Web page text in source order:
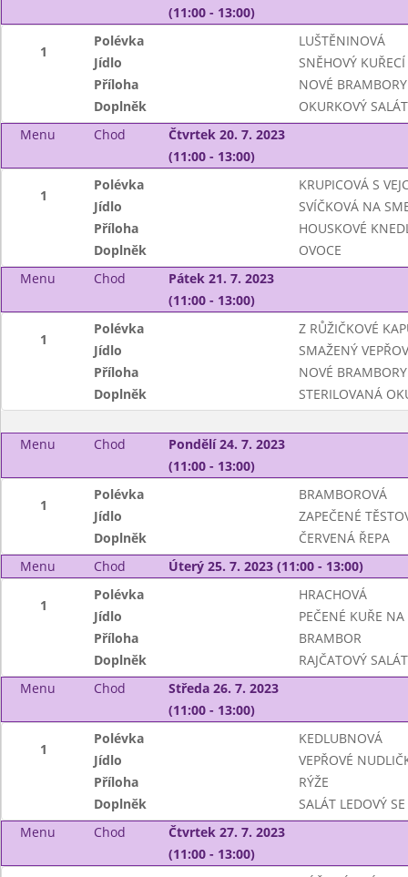
(11:00 - 13:00)
1
Polévka
LUŠTĚNINOVÁ
Jídlo
SNĚHOVÝ
Příloha
NOVÉ BRAMBORY
Doplněk
OKURKOVÝ SALÁT
Menu
Chod
Čtvrtek 20. 7. 2023
(11:00 - 13:00)
1
Polévka
KRUPICOVÁ S
Jídlo
SVÍČKOVÁ NA
Příloha
HOUSKOVÉ
Doplněk
OVOCE
Menu
Chod
Pátek 21. 7. 2023
(11:00 - 13:00)
1
Polévka
Z RŮŽIČKOVÉ
Jídlo
SMAŽENÝ
Příloha
NOVÉ BRAMBORY
Doplněk
STERILOVANÁ
Menu Chod
Pondělí 24. 7. 2023
(11:00 - 13:00)
1
Polévka
BRAMBOROVÁ
Jídlo
ZAPEČENÉ
Doplněk
ČERVENÁ ŘEPA
Menu
Chod Úterý 25. 7. 2023 (11:00 - 13:00)
1
Polévka
HRACHOVÁ
Jídlo
PEČENÉ KUŘE
Příloha
BRAMBOR
Doplněk
RAJČATOVÝ SALÁT
Menu
Chod
Středa 26. 7. 2023
(11:00 - 13:00)
1
Polévka
KEDLUBNOVÁ
Jídlo
VEPŘOVÉ
Příloha
RÝŽE
Doplněk
SALÁT LEDOVÝ
Menu
Chod
Čtvrtek 27. 7. 2023
(11:00 - 13:00)